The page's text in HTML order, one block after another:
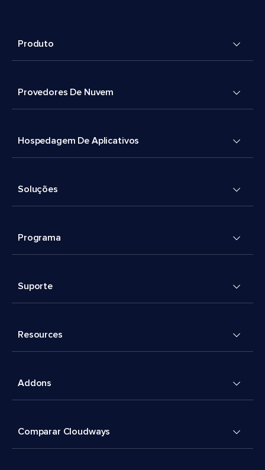
Produto
Provedores De Nuvem
Hospedagem De Aplicativos
Soluções
Programa
Suporte
Resources
Addons
Comparar Cloudways